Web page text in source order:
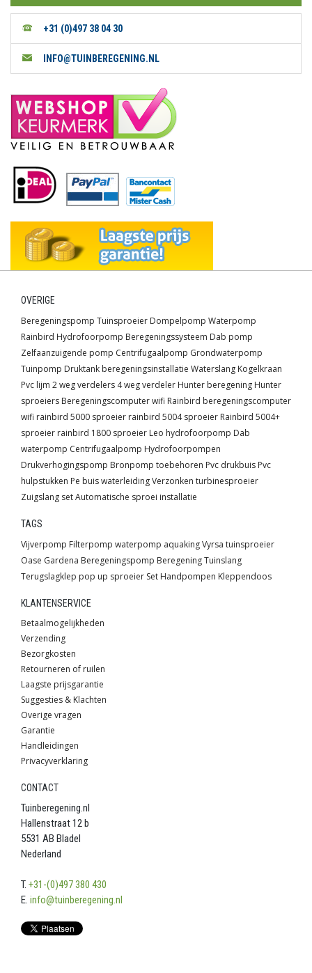
+31 (0)497 38 04 30
INFO@TUINBEREGENING.NL
OVERIGE
Beregeningspomp Tuinsproeier Dompelpomp Waterpomp
Rainbird Hydrofoorpomp Beregeningssysteem Dab pomp
Zelfaanzuigende pomp Centrifugaalpomp Grondwaterpomp
Tuinpomp Druktank beregeningsinstallatie Waterslang Kogelkraan
Pvc lijm 2 weg verdelers 4 weg verdeler Hunter beregening Hunter
sproeiers Beregeningscomputer wifi Rainbird beregeningscomputer
wifi rainbird 5000 sproeier rainbird 5004 sproeier Rainbird 5004+
sproeier rainbird 1800 sproeier Leo hydrofoorpomp Dab
waterpomp Centrifugaalpomp Hydrofoorpompen
Drukverhogingspomp Bronpomp toebehoren Pvc drukbuis Pvc
hulpstukken Pe buis waterleidingVerzonken turbinesproeier
Zuigslang setAutomatische sproei installatie
TAGS
Vijverpomp Filterpomp waterpomp aquakingVyrsa tuinsproeier
Oase Gardena Beregeningspomp BeregeningTuinslang
Terugslagklep pop up sproeier Set Handpompen Kleppendoos
KLANTENSERVICE
Betaalmogelijkheden
Verzending
Bezorgkosten
Retourneren of ruilen
Laagste prijsgarantie
Suggesties & Klachten
Overige vragen
Garantie
Handleidingen
Privacyverklaring
CONTACT
Tuinberegening.nl
Hallenstraat 12 b
5531 AB Bladel
Nederland
T. +31-(0)497 380 430
E. info@tuinberegening.nl